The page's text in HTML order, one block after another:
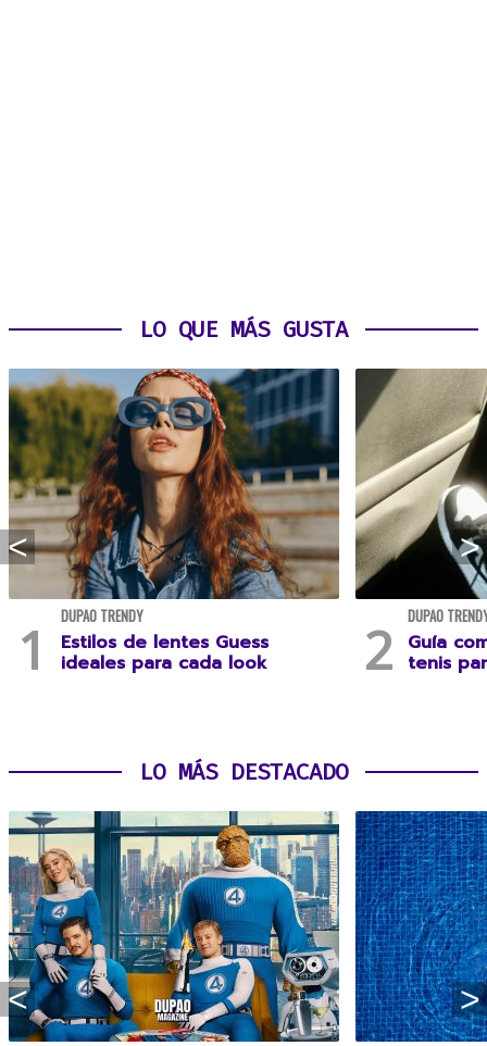
LO QUE MÁS GUSTA
DUPAO TRENDY
Estilos de lentes Guess
ideales para cada look
DUPAO
Guía
tenis
LO MÁS DESTACADO